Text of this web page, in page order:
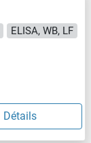
ELISA, WB, LF
Détails